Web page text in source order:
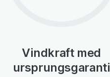
Vindkraft med
ursprungsgaranti